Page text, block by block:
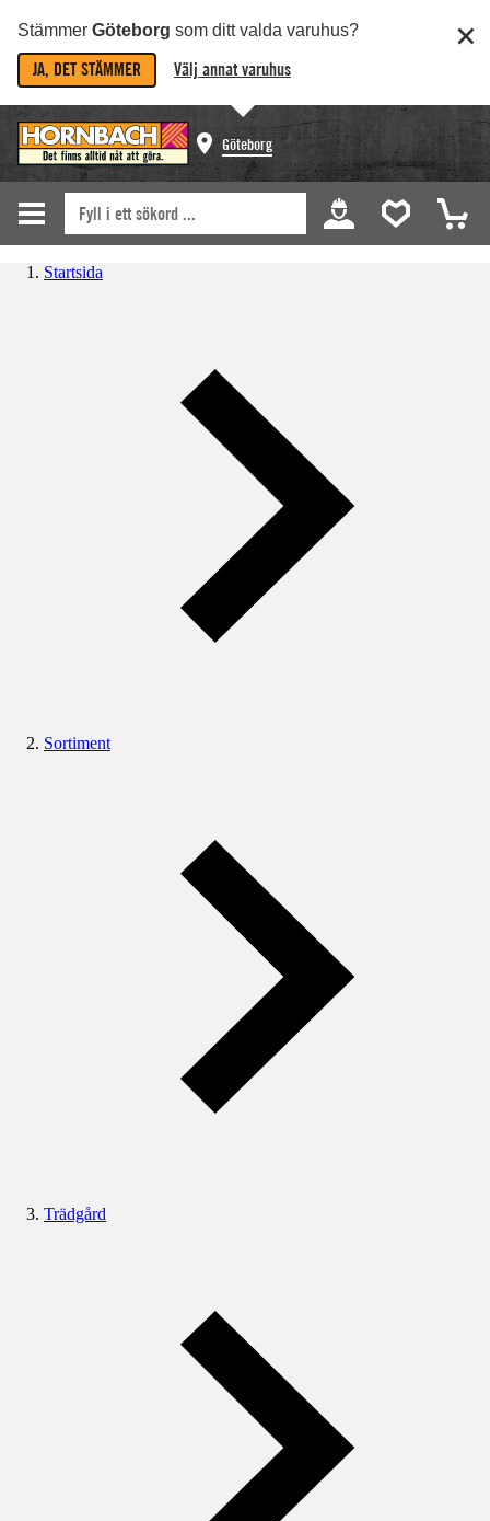
Stämmer Göteborg som ditt valda varuhus?
JA, DET STÄMMER Välj annat varuhus
Göteborg
Startsida
Sortiment
Trädgård